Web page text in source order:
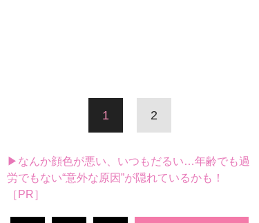
1 2
▶なんか顔色が悪い、いつもだるい…年齢でも過
労でもない“意外な原因”が隠れているかも！
［PR］